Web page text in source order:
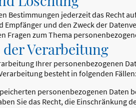
Bestimmungen jederzeit das Recht
und den Zweck der
Fragen zum Thema
Verarbeitung
Ihrer personenbezogenen
besteht in folgenden Fällen:
personenbezogenen Daten
Sie das Recht, die Einschränkung